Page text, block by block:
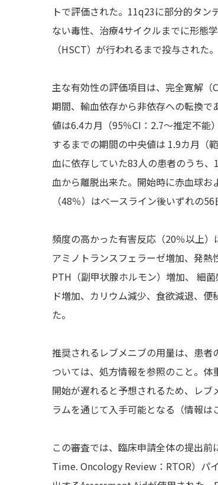
トで評価された。11q23に部分的タ
ない毒性、治療4サイクルまでに形態
（HSCT）が行われるまで投与された。
主な有効性の評価項目は、完全寛解（
期間、輸血依存から非依存への転換で
値は6.4カ月（95％CI：2.7～推定不能
するまでの期間の中央値は 1.9カ月（
血に依存していた83人の患者のうち
血から離脱出来た。開始時に赤血球
（48％）はベースライン後いずれの
頻度の高かった有害反応（20％以上
アミノトランスフェラーゼ増加、発
PTH（副甲状腺ホルモン）増加、 細
ド増加、カリウム減少、食欲減退、
た。
推奨されるレブメニブの用量は、患者
ついては、処方情報を参照のこと。
開始が遅れると予想されるため、レ
ラムを通じて入手可能となる（情報は
この審査では、臨床申請全体の提出
Time. Oncology Review：RTOR）パ